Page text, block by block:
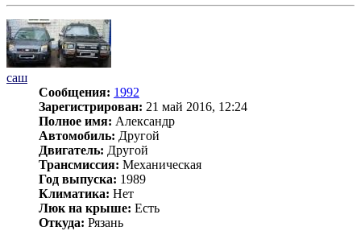
саш
Сообщения: 1992
Зарегистрирован: 21 май 2016, 12:24
Полное имя: Александр
Автомобиль: Другой
Двигатель: Другой
Трансмиссия: Механическая
Год выпуска: 1989
Климатика: Нет
Люк на крыше: Есть
Откуда: Рязань